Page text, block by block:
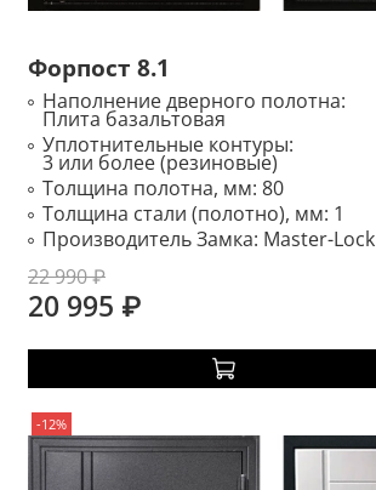
Форпост 8.1
Наполнение дверного полотна:
Плита базальтовая
Уплотнительные контуры:
3 или более (резиновые)
Толщина полотна, мм: 80
Толщина стали (полотно), мм: 1
Производитель Замка: Master-Lock
22 990 ₽
20 995 ₽
-12%